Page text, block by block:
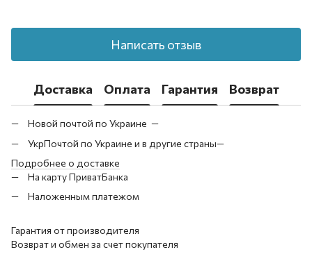
Написать отзыв
Доставка Оплата Гарантия Возврат
Новой почтой по Украине —
УкрПочтой по Украине и в другие страны—
Подробнее о доставке
На карту ПриватБанка
Наложенным платежом
Гарантия от производителя
Возврат и обмен за счет покупателя